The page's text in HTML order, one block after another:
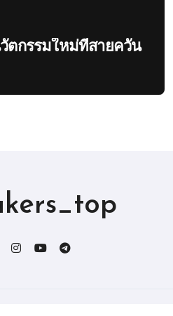
ตกรรมใหม่ที่สายควัน